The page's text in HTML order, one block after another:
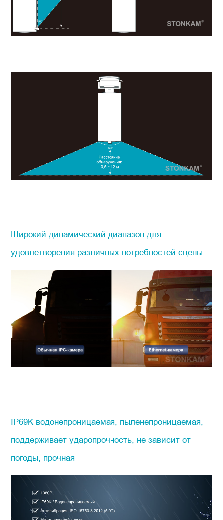
Широкий динамический диапазон для
удовлетворения различных потребностей сцены
IP69K водонепроницаемая, пыленепроницаемая,
поддерживает ударопрочность, не зависит от
погоды, прочная